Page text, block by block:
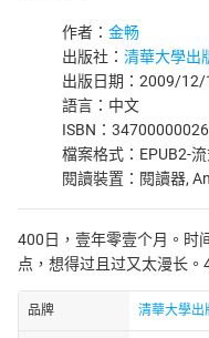
作者： 金畅
出版社： 清華大學出
出版日期：2009/12/
語言：中文
ISBN：
檔案格式：EPUB2-
閱讀裝置：閱讀器,
400日，壹年零壹个月。时
点，想得过且过又太漫长
品牌 清華大學出